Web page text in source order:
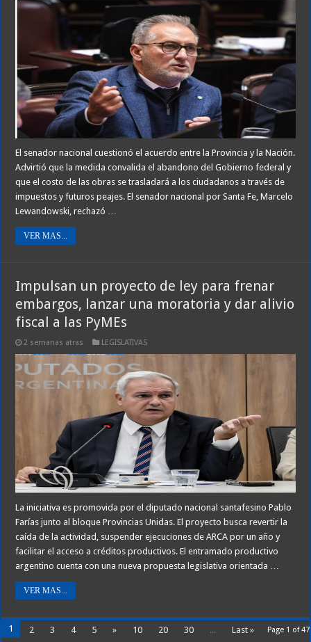
El senador nacional cuestionó el acuerdo entre la Provincia y la Nación.
Advirtió que la medida convalida el abandono del Gobierno federal y
que el costo de las obras se trasladará a los ciudadanos a través de
impuestos y futuros peajes. El senador nacional por Santa Fe, Marcelo
Lewandowski, rechazó …
VER MAS...
Impulsan un proyecto de ley para frenar
embargos, lanzar una moratoria y dar alivio
fiscal a las PyMEs
2 semanas atras LEGISLATIVAS
La iniciativa es promovida por el diputado nacional santafesino Pablo
Farías junto al bloque Provincias Unidas. El proyecto busca revertir la
caída de la actividad, suspender ejecuciones de ARCA por un año y
facilitar el acceso a créditos productivos. El entramado productivo
argentino cuenta con una nueva propuesta legislativa orientada …
VER MAS...
Page 1 of 47
1 2 3 4 5 » 10 20 30 ... Last »